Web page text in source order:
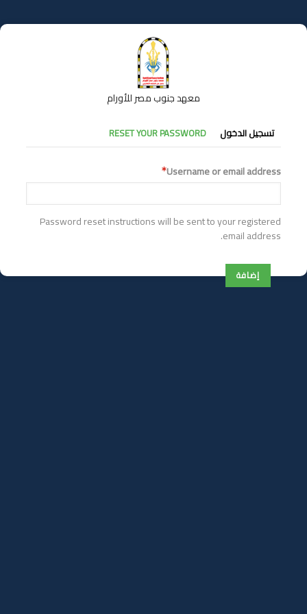
إلى
المحتوى
معهد جنوب مصر للأورام
التبويبات
الأساسية
تسجيل الدخول RESET YOUR PASSWORD
Username or email address
Password reset instructions will be sent to your registered
email address.